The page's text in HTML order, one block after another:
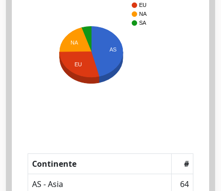
EU
NA
SA
AS
NA
EU
Continente
#
AS - Asia
64